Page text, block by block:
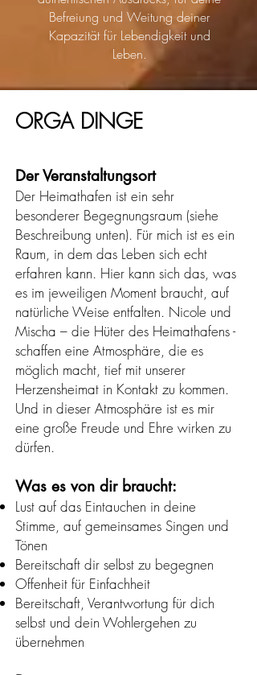
Befreiung und Weitung deiner
Kapazität für Lebendigkeit und
Leben.
ORGA DINGE
Der Veranstaltungsort
Der Heimathafen ist ein sehr
besonderer Begegnungsraum (siehe
Beschreibung unten). Für mich ist es ein
Raum, in dem das Leben sich echt
erfahren kann. Hier kann sich das, was
es im jeweiligen Moment braucht, auf
natürliche Weise entfalten. Nicole und
Mischa – die Hüter des Heimathafens -
schaffen eine Atmosphäre, die es
möglich macht, tief mit unserer
Herzensheimat in Kontakt zu kommen.
Und in dieser Atmosphäre ist es mir
eine große Freude und Ehre wirken zu
dürfen.
Was es von dir braucht:
Lust auf das Eintauchen in deine
Stimme, auf gemeinsames Singen und
Tönen
Bereitschaft dir selbst zu begegnen
Offenheit für Einfachheit
Bereitschaft, Verantwortung für dich
selbst und dein Wohlergehen zu
übernehmen